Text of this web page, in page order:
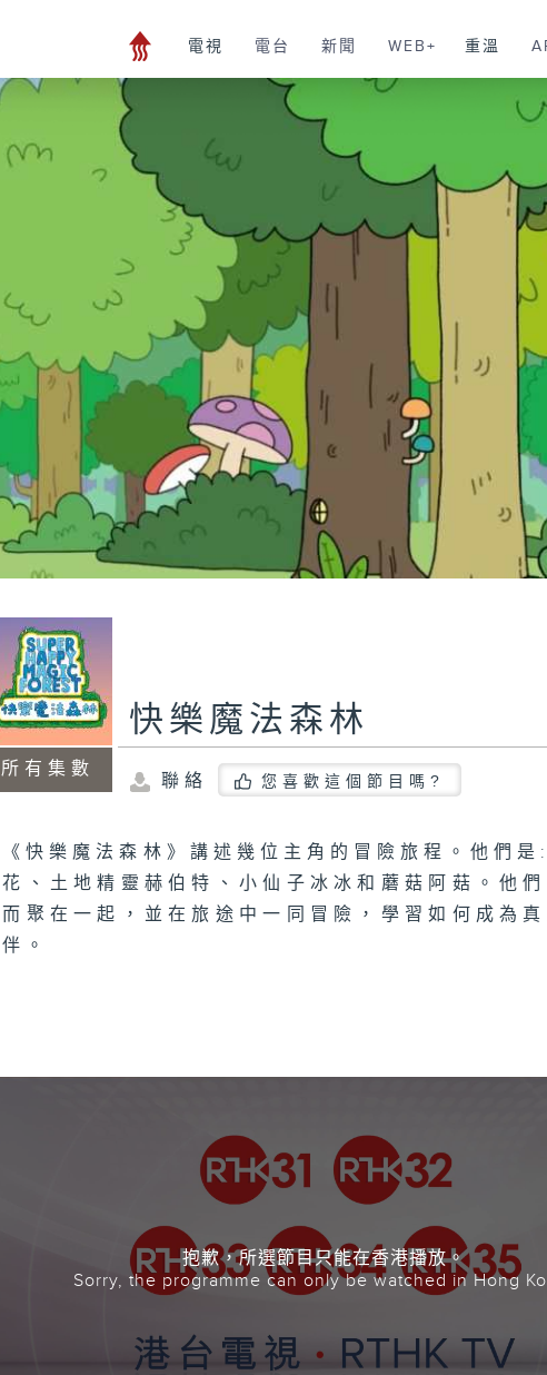
電視 電台 新聞 WEB+ 重溫
所有集數
快樂魔法森林
聯絡 您喜歡這個節目嗎?
《快樂魔法森林》講述幾位主角的冒險旅程。他們
花、土地精靈赫伯特、小仙子冰冰和蘑菇阿菇。他
而聚在一起，並在旅途中一同冒險，學習如何成為
伴。
抱歉，所選節目只能在香港播放。
Sorry, the programme can only be watched in Hong